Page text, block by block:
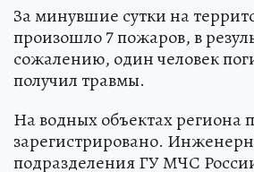
За минувшие сутки на
произошло 7 пожаров, в
сожалению, один человек
получил травмы.
На водных объектах региона
зарегистрировано.
подразделения ГУ МЧС